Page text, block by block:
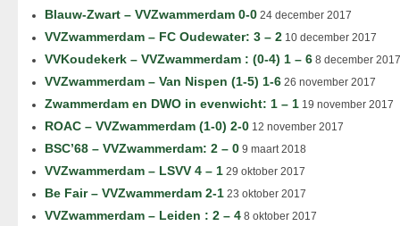
Blauw-Zwart – VVZwammerdam 0-0 24 december 2017
VVZwammerdam – FC Oudewater: 3 – 2 10 december 2017
VVKoudekerk – VVZwammerdam : (0-4) 1 – 6 8 december 2017
VVZwammerdam – Van Nispen (1-5) 1-6 26 november 2017
Zwammerdam en DWO in evenwicht: 1 – 1 19 november 2017
ROAC – VVZwammerdam (1-0) 2-0 12 november 2017
BSC’68 – VVZwammerdam: 2 – 0 9 maart 2018
VVZwammerdam – LSVV 4 – 1 29 oktober 2017
Be Fair – VVZwammerdam 2-1 23 oktober 2017
VVZwammerdam – Leiden : 2 – 4 8 oktober 2017